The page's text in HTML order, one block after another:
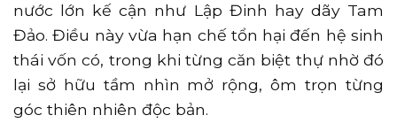
nước lớn kế cận như Lập Đinh hay dãy Tam
Đảo. Điều này vừa hạn chế tổn hại đến hệ sinh
thái vốn có, trong khi từng căn biệt thự nhờ đó
lại sở hữu tầm nhìn mở rộng, ôm trọn từng
góc thiên nhiên độc bản.